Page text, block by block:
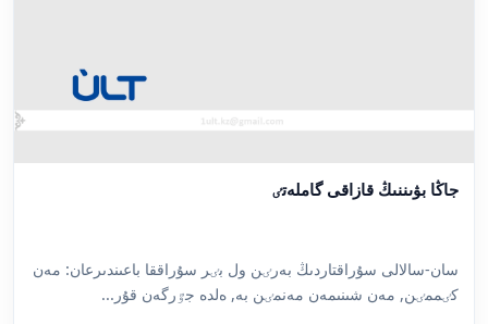
جاڭا بۋىننىڭ قازاقى گاملەتٸ
سان-سالالى سۇراقتاردىڭ بەرٸن ول بٸر سۇراققا باعىندىرعان: مەن
كٸممٸن, مەن شىنىمەن مەنمٸن بە, ەلدە جٷرگەن قۇر...